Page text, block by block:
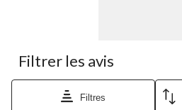
Filtrer les avis
Filtres